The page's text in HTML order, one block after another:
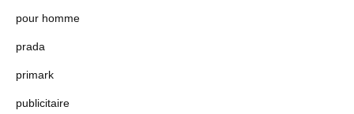
pour homme
prada
primark
publicitaire